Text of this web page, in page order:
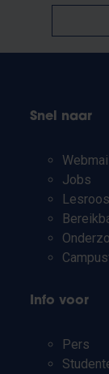
Snel naar
Jobs
Info voor
Pers